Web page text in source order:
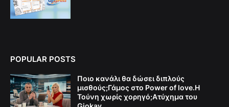
POPULAR POSTS
Ποιο κανάλι θα δώσει διπλούς
μισθούς;Γάμος στο Power of love.Η
Τούνη χωρίς χορηγό;Aτύχημα του